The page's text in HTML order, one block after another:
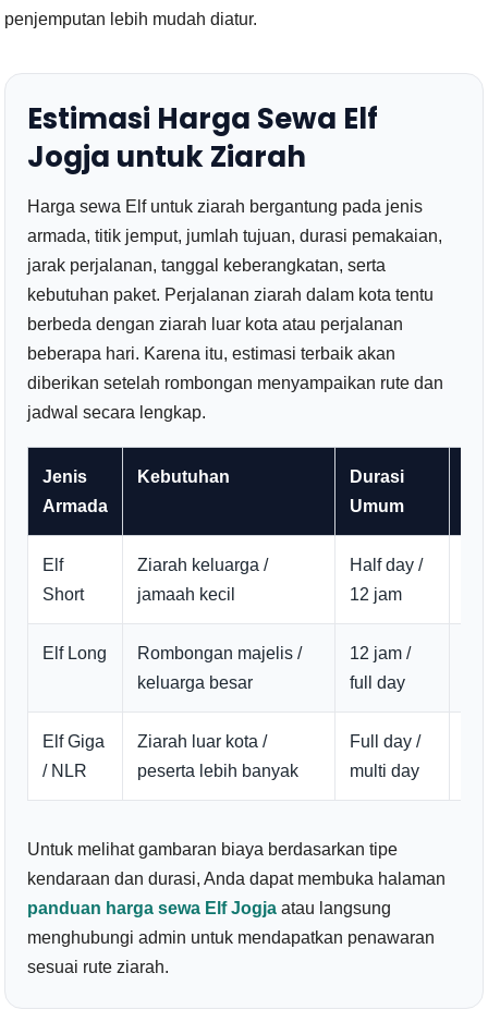
penjemputan lebih mudah diatur.
Estimasi Harga Sewa Elf
Jogja untuk Ziarah
Harga sewa Elf untuk ziarah bergantung pada jenis
armada, titik jemput, jumlah tujuan, durasi pemakaian,
jarak perjalanan, tanggal keberangkatan, serta
kebutuhan paket. Perjalanan ziarah dalam kota tentu
berbeda dengan ziarah luar kota atau perjalanan
beberapa hari. Karena itu, estimasi terbaik akan
diberikan setelah rombongan menyampaikan rute dan
jadwal secara lengkap.
Jenis
Armada
Kebutuhan
Durasi
Umum
Elf
Short
Ziarah keluarga /
jamaah kecil
Half day /
12 jam
Elf Long
Rombongan majelis /
keluarga besar
12 jam /
full day
Elf Giga
/ NLR
Ziarah luar kota /
peserta lebih banyak
Full day /
multi day
Untuk melihat gambaran biaya berdasarkan tipe
kendaraan dan durasi, Anda dapat membuka halaman
panduan harga sewa Elf Jogja atau langsung
menghubungi admin untuk mendapatkan penawaran
sesuai rute ziarah.